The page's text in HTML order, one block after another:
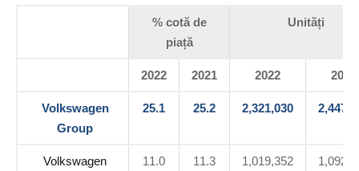
% cotă de
piață
Unități
2022 2021 2022 2021
Volkswagen
Group
25.1 25.2 2,321,030
Volkswagen 11.0 11.3 1,019,352